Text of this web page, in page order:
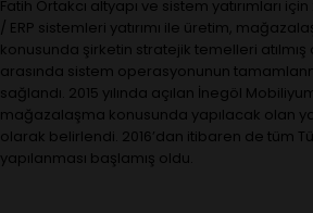
Fatih Ortakcı altyapı ve sistem yatırımları için
/ ERP sistemleri yatırımı ile üretim,
konusunda şirketin stratejik temelleri atılmış
arasında sistem operasyonunun
sağlandı. 2015 yılında açılan İnegöl
mağazalaşma konusunda yapılacak olan
olarak belirlendi. 2016’dan itibaren de tüm
yapılanması başlamış oldu.